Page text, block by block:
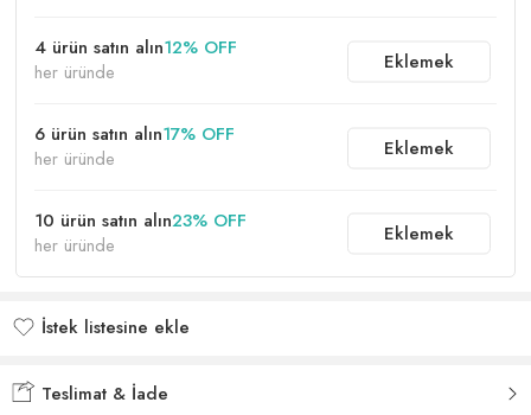
4 ürün satın alın12% OFF
her üründe
Eklemek
6 ürün satın alın17% OFF
her üründe
Eklemek
10 ürün satın alın23% OFF
her üründe
Eklemek
İstek listesine ekle
Teslimat & İade